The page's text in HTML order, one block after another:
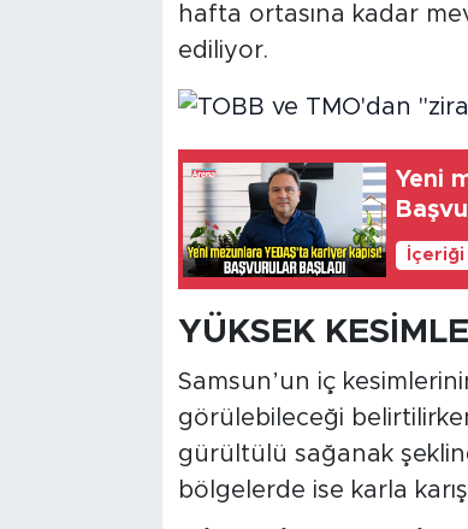
hafta ortasına kadar
ediliyor.
Yeni
YÜKSEK
Samsun’un iç
görülebileceği
gürültülü sağanak
bölgelerde ise karla